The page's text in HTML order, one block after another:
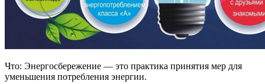
Что: Энергосбережение — это практика принятия мер для
уменьшения потребления энергии.